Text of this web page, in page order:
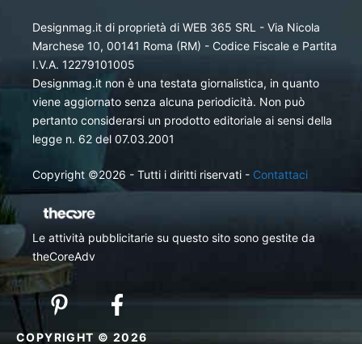
Designmag.it di proprietà di WEB 365 SRL - Via Nicola
Marchese 10, 00141 Roma (RM) - Codice Fiscale e Partita
I.V.A. 12279101005
Designmag.it non è una testata giornalistica, in quanto
viene aggiornato senza alcuna periodicità. Non può
pertanto considerarsi un prodotto editoriale ai sensi della
legge n. 62 del 07.03.2001
Copyright ©2026 - Tutti i diritti riservati - Contattaci
Le attività pubblicitarie su questo sito sono gestite da
theCoreAdv
COPYRIGHT © 2026